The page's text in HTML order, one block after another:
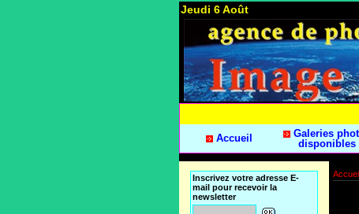
Jeudi 6 Août
Accueil
Galeries
disponibles
Inscrivez votre adresse E-
mail pour recevoir la
newsletter